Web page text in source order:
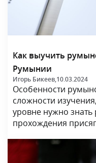
Как выучить
Румынии
Игорь Бикеев,10.03.2024
Особенности
сложности
уровне нужно
прохождения